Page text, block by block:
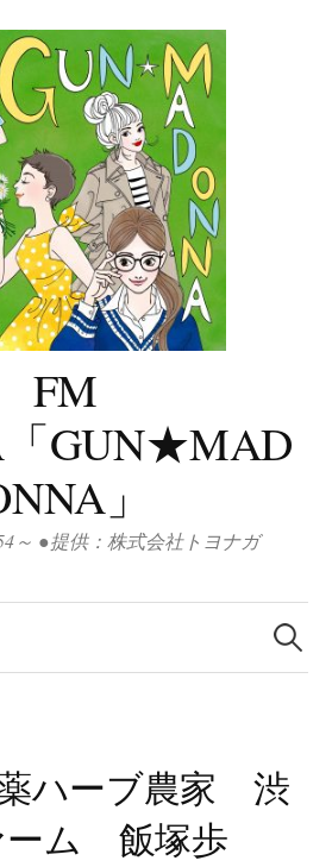
FM
GUN★MAD
」
～ ●提供：株式会社トヨナガ
検
索:
ハーブ農家 渋
ーム 飯塚歩